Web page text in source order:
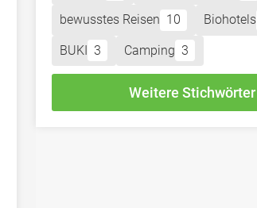
bewusstes Reisen 10 Biohotels
BUKI 3 Camping 3
Weitere Stichwörter